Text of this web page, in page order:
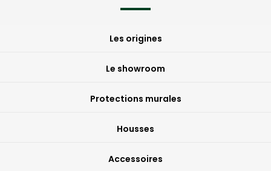
Les origines
Le showroom
Protections murales
Housses
Accessoires